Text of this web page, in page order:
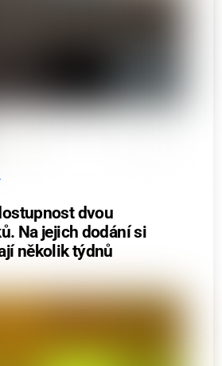
dvou
Na jejich dodání si
několik týdnů